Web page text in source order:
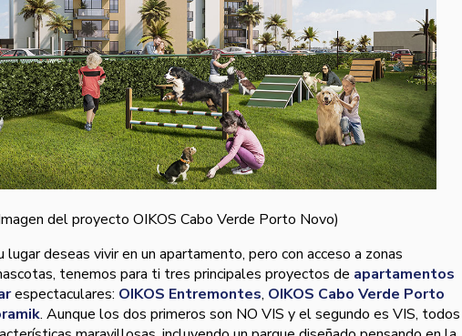
del proyecto OIKOS Cabo Verde Porto Novo)
lugar deseas vivir en un apartamento, pero con acceso a zonas
tenemos para ti tres principales proyectos de apartamentos
espectaculares: OIKOS Entremontes, OIKOS Cabo Verde Porto
. Aunque los dos primeros son NO VIS y el segundo es VIS, todos